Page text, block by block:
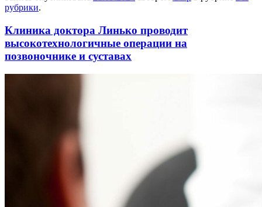
рубрики.
Клиника доктора Линько проводит
высокотехнологичные операции на
позвоночнике и суставах